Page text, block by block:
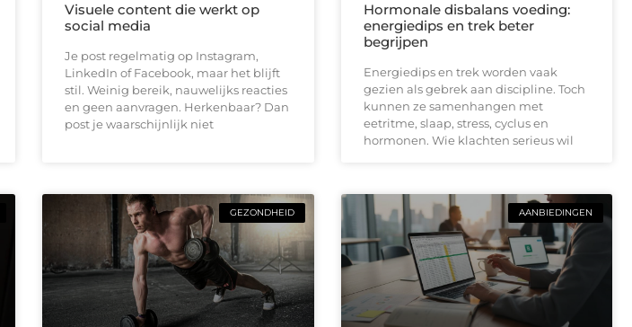
Visuele content die werkt op
social media
Je post regelmatig op Instagram,
LinkedIn of Facebook, maar het blijft
stil. Weinig bereik, nauwelijks reacties
en geen aanvragen. Herkenbaar? Dan
post je waarschijnlijk niet
Hormonale disbalans voeding:
energiedips en trek beter
begrijpen
Energiedips en trek worden vaak
gezien als gebrek aan discipline. Toch
kunnen ze samenhangen met
eetritme, slaap, stress, cyclus en
hormonen. Wie klachten serieus wil
GEZONDHEID AANBIEDINGEN